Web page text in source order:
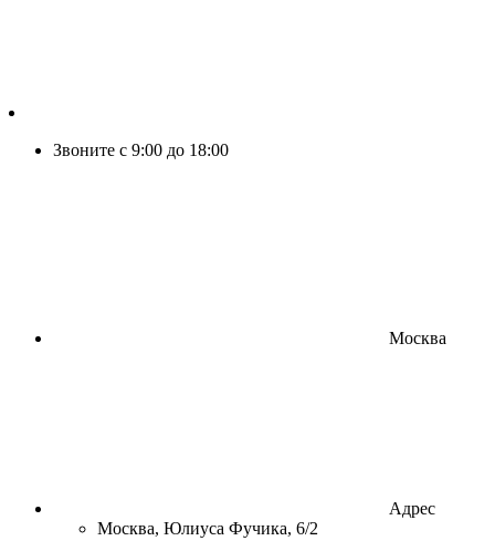
Звоните с 9:00 до 18:00
Москва
Адрес
Москва, Юлиуса Фучика, 6/2